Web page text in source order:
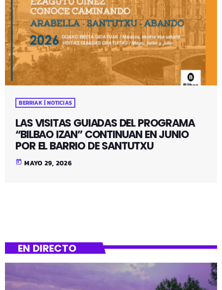
BERRIAK | NOTICIAS
LAS VISITAS GUIADAS DEL PROGRAMA
“BILBAO IZAN” CONTINUAN EN JUNIO
POR EL BARRIO DE SANTUTXU
today MAYO 29, 2026
EN DIRECTO